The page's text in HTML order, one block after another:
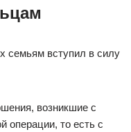
семьям вступил в силу
возникшие с
операции, то есть с